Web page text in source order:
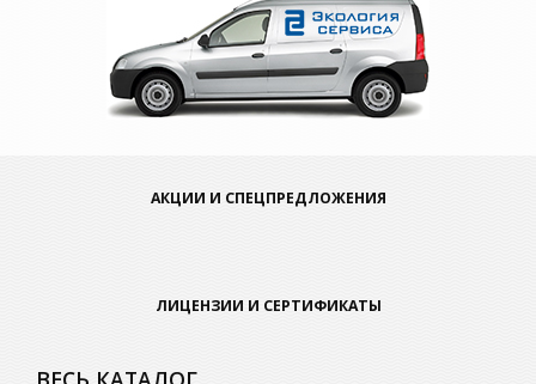
АКЦИИ И СПЕЦПРЕДЛОЖЕНИЯ
ЛИЦЕНЗИИ И СЕРТИФИКАТЫ